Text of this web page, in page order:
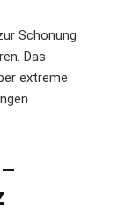
Schonung
Das
extreme